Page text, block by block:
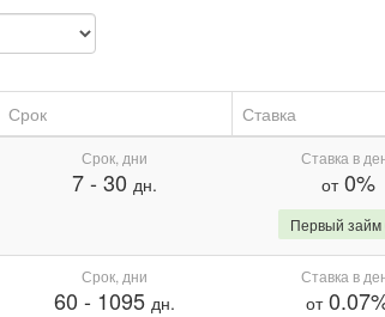
Срок Ставка
Срок, дни
7- 30 дн.
Ставка в
от0%
Первый займ
Срок, дни
60 - 1095 дн.
Ставка в
от